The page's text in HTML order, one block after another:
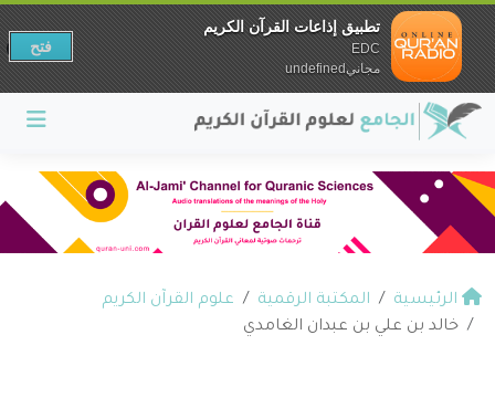
الرئيسية المكتبة الرقمية
علوم القرآن الكريم
خالد بن علي بن عبدان الغامدي
تطبيق إذاعات القرآن الكريم
EDC
مجانيundefined
فتح